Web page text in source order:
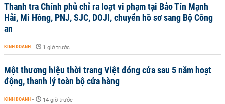
Thanh tra Chính phủ chỉ ra loạt vi phạm tại Bảo Tín Mạnh
Hải, Mi Hồng, PNJ, SJC, DOJI, chuyển hồ sơ sang Bộ Công
an
KINH DOANH - 1 giờ trước
Một thương hiệu thời trang Việt đóng cửa sau 5 năm hoạt
động, thanh lý toàn bộ cửa hàng
KINH DOANH - 14 giờ trước